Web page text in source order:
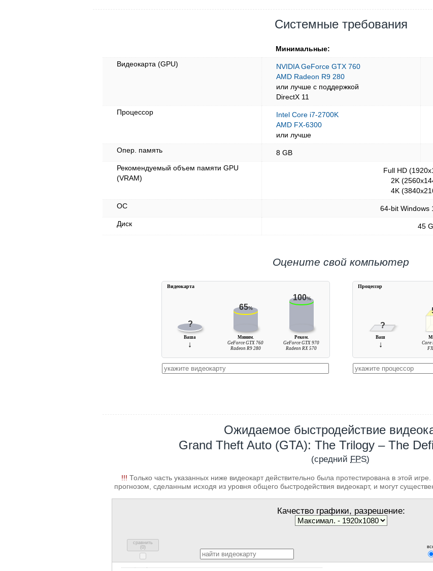
Системные требования
Минимальные:
Видеокарта (GPU)
NVIDIA GeForce GTX 760
AMD Radeon R9 280
или лучше с поддержкой
DirectX 11
Процессор
Intel Core i7-2700K
AMD FX-6300
или лучше
Опер. память
8 GB
Рекомендуемый объем памяти GPU
(VRAM)
Full HD
2K
4K
ОС
64-bit Windows
Диск
45
Оцените свой компьютер
?
65%
100%
Ваша
↓
Миним.
GeForce GTX 760
Radeon R9 280
Реком.
GeForce GTX 970
Radeon RX 570
Видеокарта
?
Ваш
↓
Core
Процессор
Ожидаемое быстродействие
Grand Theft Auto (GTA): The Trilogy – The
(средний FPS)
!!! Только часть указанных ниже видеокарт действительно была протестирована в этой
прогнозом, сделанным исходя из уровня общего быстродействия видеокарт, и могут
Качество графики, разрешение:
сравнить
(0)